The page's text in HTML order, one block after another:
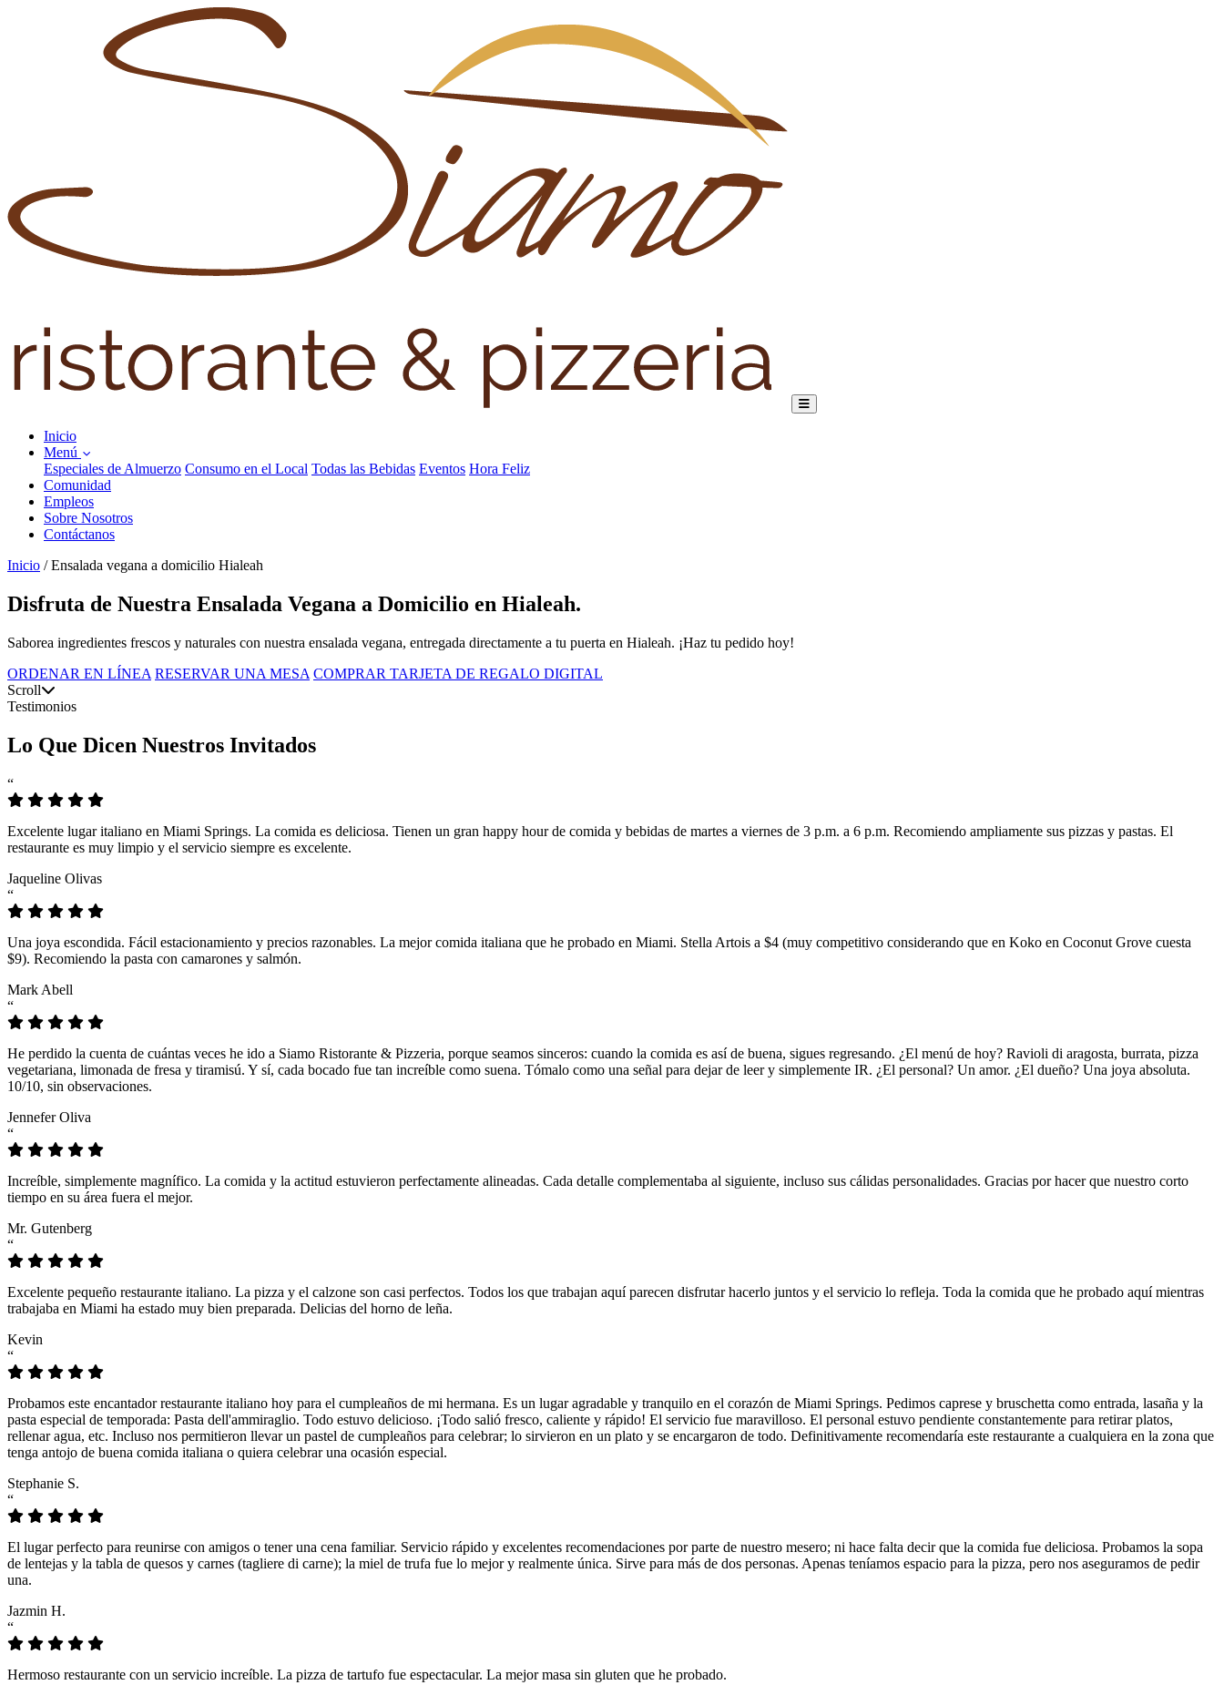
Inicio
Menú
Especiales de Almuerzo Consumo en el Local Todas las Bebidas Eventos Hora Feliz
Comunidad
Empleos
Sobre Nosotros
Contáctanos
Inicio / Ensalada vegana a domicilio Hialeah
Disfruta de Nuestra Ensalada Vegana a Domicilio en Hialeah.
Saborea ingredientes frescos y naturales con nuestra ensalada vegana, entregada directamente a tu puerta en Hialeah. ¡Haz tu pedido hoy!
ORDENAR EN LÍNEA RESERVAR UNA MESA COMPRAR TARJETA DE REGALO DIGITAL
Scroll
Testimonios
Lo Que Dicen Nuestros Invitados
“
Excelente lugar italiano en Miami Springs. La comida es deliciosa. Tienen un gran happy hour de comida y bebidas de martes a viernes de 3 p.m. a 6 p.m. Recomiendo ampliamente sus pizzas y pastas. El
restaurante es muy limpio y el servicio siempre es excelente.
Jaqueline Olivas
“
Una joya escondida. Fácil estacionamiento y precios razonables. La mejor comida italiana que he probado en Miami. Stella Artois a $4 (muy competitivo considerando que en Koko en Coconut Grove cuesta
$9). Recomiendo la pasta con camarones y salmón.
Mark Abell
“
He perdido la cuenta de cuántas veces he ido a Siamo Ristorante & Pizzeria, porque seamos sinceros: cuando la comida es así de buena, sigues regresando. ¿El menú de hoy? Ravioli di aragosta, burrata, pizza
vegetariana, limonada de fresa y tiramisú. Y sí, cada bocado fue tan increíble como suena. Tómalo como una señal para dejar de leer y simplemente IR. ¿El personal? Un amor. ¿El dueño? Una joya absoluta.
10/10, sin observaciones.
Jennefer Oliva
“
Increíble, simplemente magnífico. La comida y la actitud estuvieron perfectamente alineadas. Cada detalle complementaba al siguiente, incluso sus cálidas personalidades. Gracias por hacer que nuestro corto
tiempo en su área fuera el mejor.
Mr. Gutenberg
“
Excelente pequeño restaurante italiano. La pizza y el calzone son casi perfectos. Todos los que trabajan aquí parecen disfrutar hacerlo juntos y el servicio lo refleja. Toda la comida que he probado aquí mientras
trabajaba en Miami ha estado muy bien preparada. Delicias del horno de leña.
Kevin
“
Probamos este encantador restaurante italiano hoy para el cumpleaños de mi hermana. Es un lugar agradable y tranquilo en el corazón de Miami Springs. Pedimos caprese y bruschetta como entrada, lasaña y la
pasta especial de temporada: Pasta dell'ammiraglio. Todo estuvo delicioso. ¡Todo salió fresco, caliente y rápido! El servicio fue maravilloso. El personal estuvo pendiente constantemente para retirar platos,
rellenar agua, etc. Incluso nos permitieron llevar un pastel de cumpleaños para celebrar; lo sirvieron en un plato y se encargaron de todo. Definitivamente recomendaría este restaurante a cualquiera en la zona que
tenga antojo de buena comida italiana o quiera celebrar una ocasión especial.
Stephanie S.
“
El lugar perfecto para reunirse con amigos o tener una cena familiar. Servicio rápido y excelentes recomendaciones por parte de nuestro mesero; ni hace falta decir que la comida fue deliciosa. Probamos la sopa
de lentejas y la tabla de quesos y carnes (tagliere di carne); la miel de trufa fue lo mejor y realmente única. Sirve para más de dos personas. Apenas teníamos espacio para la pizza, pero nos aseguramos de pedir
una.
Jazmin H.
“
Hermoso restaurante con un servicio increíble. La pizza de tartufo fue espectacular. La mejor masa sin gluten que he probado.